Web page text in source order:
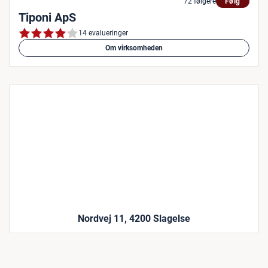
Tiponi ApS
14 evalueringer
Om virksomheden
Nordvej 11, 4200 Slagelse